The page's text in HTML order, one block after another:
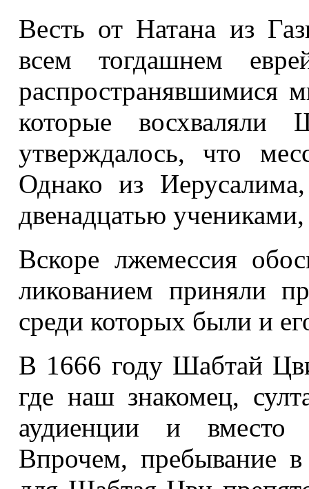
Весть от Натана из
всем тогдашнем
распространявшимися
которые
утверждалось, что
Однако из
двенадцатью
Вскоре лжемессия
ликованием приняли
среди которых были и
В 1666 году Шабтай
где наш знакомец,
аудиенции и вместо
Впрочем, пребывание в